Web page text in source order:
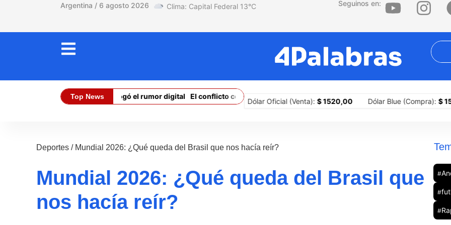
Argentina / 6 agosto 2026 13°C Seguinos en:
Top News
Ceuta: la realidad ahogó el rumor digital El conflicto con Brasil y los límites constitucionales del presidente argentino La
Dólar Oficial (Compra):$ 1470,00 Dólar Oficial (Venta): $ 1520,00 Dólar Blue (Compra):$ 1510,00
Deportes / Mundial 2026: ¿Qué queda del Brasil que nos hacía reír?
Mundial 2026: ¿Qué queda del Brasil que
nos hacía reír?
#
#
#